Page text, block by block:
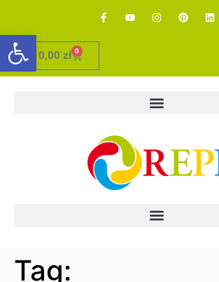
Otwórz pasek
0,00 zł 0
Tag: